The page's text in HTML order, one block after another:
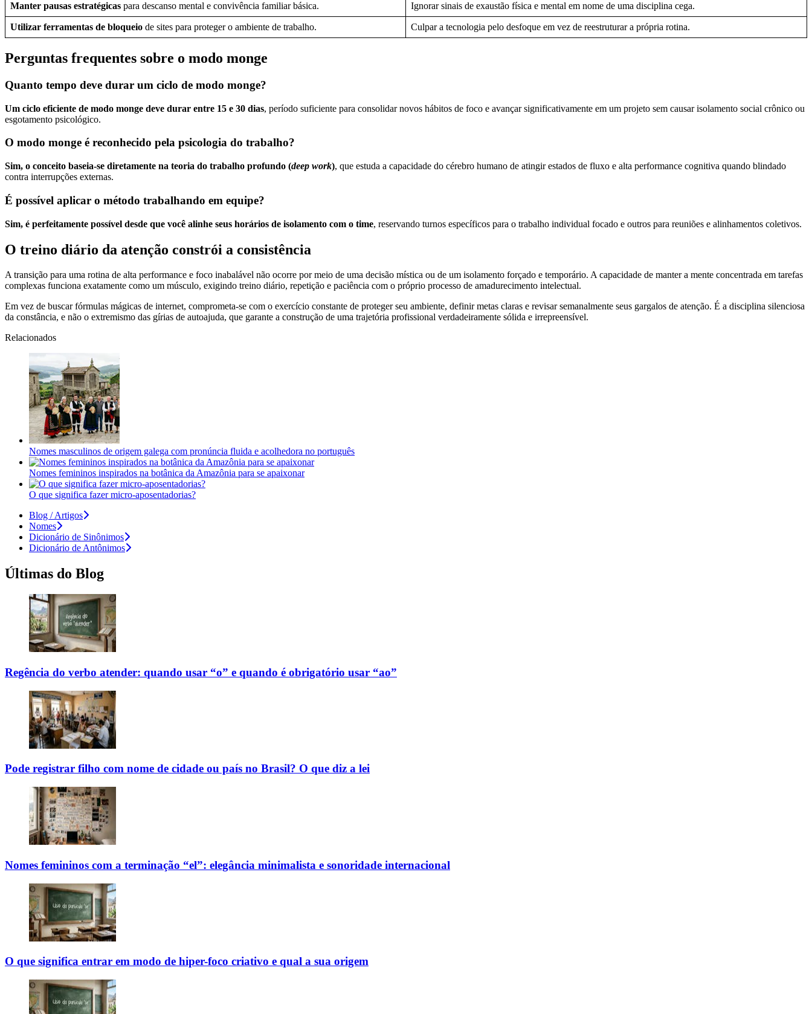
Manter pausas estratégicas para descanso mental e convivência familiar básica. Ignorar sinais de exaustão física e mental em nome de uma disciplina cega.
Utilizar ferramentas de bloqueio de sites para proteger o ambiente de trabalho. Culpar a tecnologia pelo desfoque em vez de reestruturar a própria rotina.
Perguntas frequentes sobre o modo monge
Quanto tempo deve durar um ciclo de modo monge?
Um ciclo eficiente de modo monge deve durar entre 15 e 30 dias, período suficiente para consolidar novos hábitos de foco e avançar significativamente em um projeto sem causar isolamento social crônico ou
esgotamento psicológico.
O modo monge é reconhecido pela psicologia do trabalho?
Sim, o conceito baseia-se diretamente na teoria do trabalho profundo (deep work), que estuda a capacidade do cérebro humano de atingir estados de fluxo e alta performance cognitiva quando blindado
contra interrupções externas.
É possível aplicar o método trabalhando em equipe?
Sim, é perfeitamente possível desde que você alinhe seus horários de isolamento com o time, reservando turnos específicos para o trabalho individual focado e outros para reuniões e alinhamentos coletivos.
O treino diário da atenção constrói a consistência
A transição para uma rotina de alta performance e foco inabalável não ocorre por meio de uma decisão mística ou de um isolamento forçado e temporário. A capacidade de manter a mente concentrada em tarefas
complexas funciona exatamente como um músculo, exigindo treino diário, repetição e paciência com o próprio processo de amadurecimento intelectual.
Em vez de buscar fórmulas mágicas de internet, comprometa-se com o exercício constante de proteger seu ambiente, definir metas claras e revisar semanalmente seus gargalos de atenção. É a disciplina silenciosa
da constância, e não o extremismo das gírias de autoajuda, que garante a construção de uma trajetória profissional verdadeiramente sólida e irrepreensível.
Relacionados
Nomes masculinos de origem galega com pronúncia fluida e acolhedora no português
Nomes femininos inspirados na botânica da Amazônia para se apaixonar
O que significa fazer micro-aposentadorias?
Blog / Artigos
Nomes
Dicionário de Sinônimos
Dicionário de Antônimos
Últimas do Blog
Regência do verbo atender: quando usar “o” e quando é obrigatório usar “ao”
Pode registrar filho com nome de cidade ou país no Brasil? O que diz a lei
Nomes femininos com a terminação “el”: elegância minimalista e sonoridade internacional
O que significa entrar em modo de hiper-foco criativo e qual a sua origem